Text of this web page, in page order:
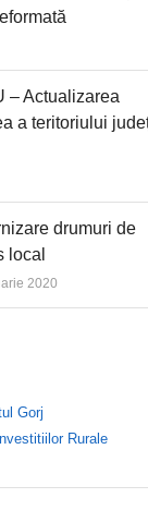
– Actualizarea
a teritoriului
drumuri de
local
2020
Gorj
Rurale